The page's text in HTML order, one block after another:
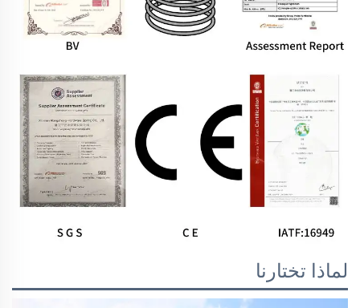
لماذا تختارنا